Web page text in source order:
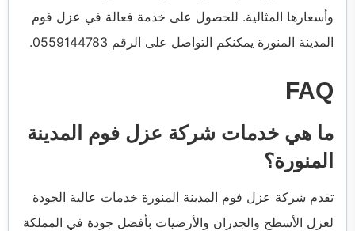
وأسعارها المثالية. للحصول على خدمة فعالة في عزل فوم
المدينة المنورة يمكنكم التواصل على الرقم 0559144783.
FAQ
ما هي خدمات شركة عزل فوم المدينة
المنورة؟
تقدم شركة عزل فوم المدينة المنورة خدمات عالية الجودة
لعزل الأسطح والجدران والأرضيات بأفضل جودة في المملكة